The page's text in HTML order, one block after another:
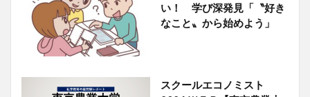
い！ 学び深発見「〝好き
なこと〟から始めよう」
スクールエコノミスト